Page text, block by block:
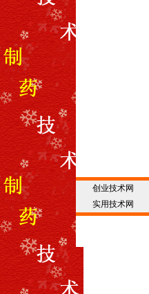
创业技术网
实用技术网